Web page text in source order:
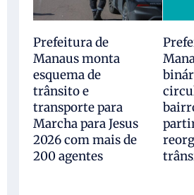
Prefeitura de
Manaus monta
esquema de
trânsito e
transporte para
Marcha para Jesus
2026 com mais de
200 agentes